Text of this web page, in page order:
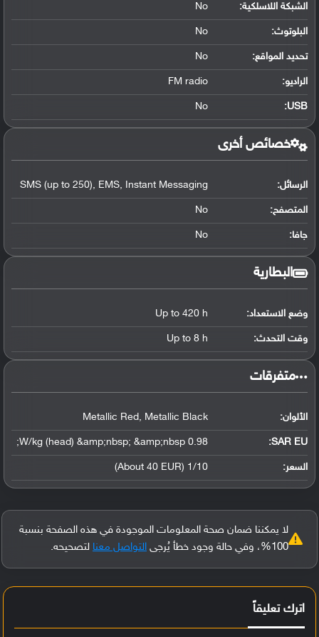
الشبكة اللاسلكية: No
البلوتوث:
No
تحديد المواقع:
No
الراديو: FM radio
USB
:
No
خصائص أخرى
الرسائل: SMS (up to 250), EMS, Instant Messaging
المتصفح: No
جافا: No
البطارية
وضع الاستعداد: Up to 420 h
وقت التحدث: Up to 8 h
‏متفرقات‏
الألوان: Metallic Red, Metallic Black
SAR EU:
0.98 W/kg (head) &amp;nbsp; &amp;nbsp;
السعر: 1/10 (About 40 EUR)
لا يمكننا ضمان صحة المعلومات الموجودة في هذه الصفحة بنسبة
100%، وفي حالة وجود خطأ يُرجى
التواصل معنا لتصحيحه.
اترك تعليقاً